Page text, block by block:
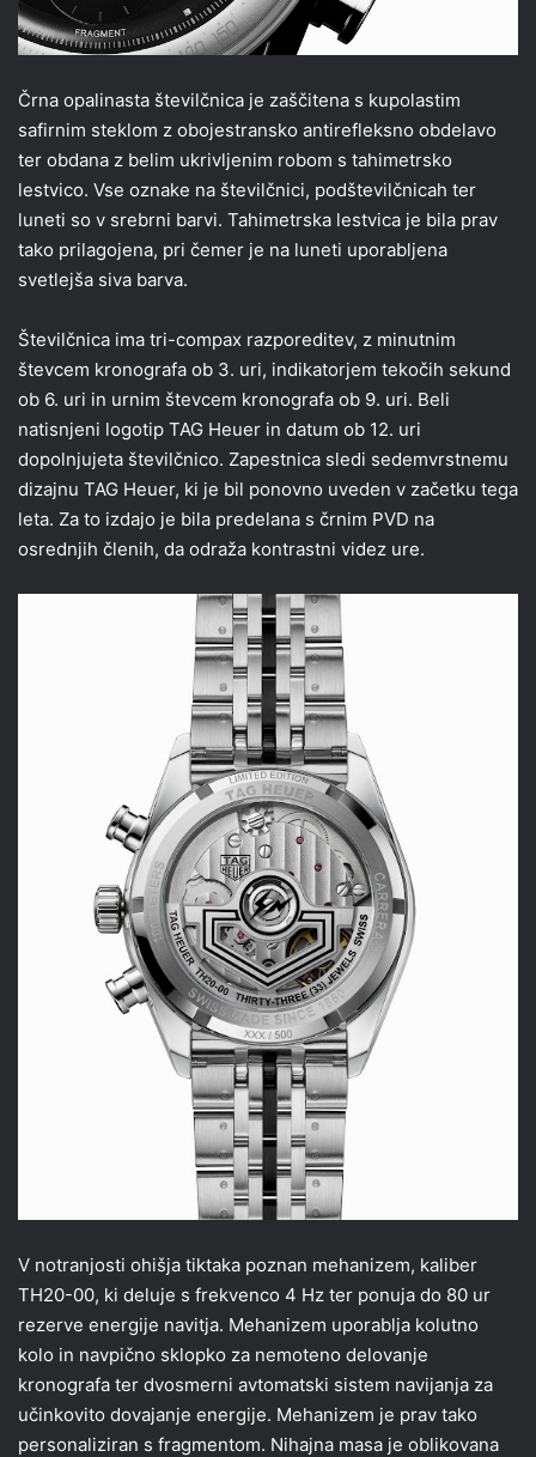
Črna opalinasta številčnica je zaščitena s kupolastim
safirnim steklom z obojestransko antirefleksno obdelavo
ter obdana z belim ukrivljenim robom s tahimetrsko
lestvico. Vse oznake na številčnici, podštevilčnicah ter
luneti so v srebrni barvi. Tahimetrska lestvica je bila prav
tako prilagojena, pri čemer je na luneti uporabljena
svetlejša siva barva.
Številčnica ima tri-compax razporeditev, z minutnim
števcem kronografa ob 3. uri, indikatorjem tekočih sekund
ob 6. uri in urnim števcem kronografa ob 9. uri. Beli
natisnjeni logotip TAG Heuer in datum ob 12. uri
dopolnjujeta številčnico. Zapestnica sledi sedemvrstnemu
dizajnu TAG Heuer, ki je bil ponovno uveden v začetku tega
leta. Za to izdajo je bila predelana s črnim PVD na
osrednjih členih, da odraža kontrastni videz ure.
V notranjosti ohišja tiktaka poznan mehanizem, kaliber
TH20-00, ki deluje s frekvenco 4 Hz ter ponuja do 80 ur
rezerve energije navitja. Mehanizem uporablja kolutno
kolo in navpično sklopko za nemoteno delovanje
kronografa ter dvosmerni avtomatski sistem navijanja za
učinkovito dovajanje energije. Mehanizem je prav tako
personaliziran s fragmentom. Nihajna masa je oblikovana